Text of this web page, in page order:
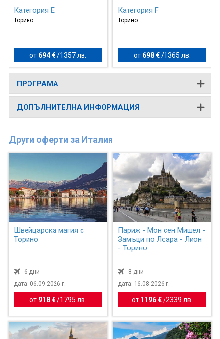
Категория E
Торино
от 694 € / 1357 лв.
Категория F
Торино
от 698 €/ 1365 лв.
ПРОГРАМА
ДОПЪЛНИТЕЛНА ИНФОРМАЦИЯ
Други оферти за Италия
Швейцарска магия с
Торино
6 дни
дата: 06.09.2026 г.
от 918 € / 1795 лв.
Париж - Мон сен Мишел -
Замъци по Лоара - Лион
- Торино
8 дни
дата: 16.08.2026 г.
от 1196 €/2339 лв.